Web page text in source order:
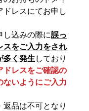
ドレスにてお申し
込みの際に誤っ
スをご入力をされ
多く発生 しており
ドレスをご確認の
ないようにご入力
品は不可となり